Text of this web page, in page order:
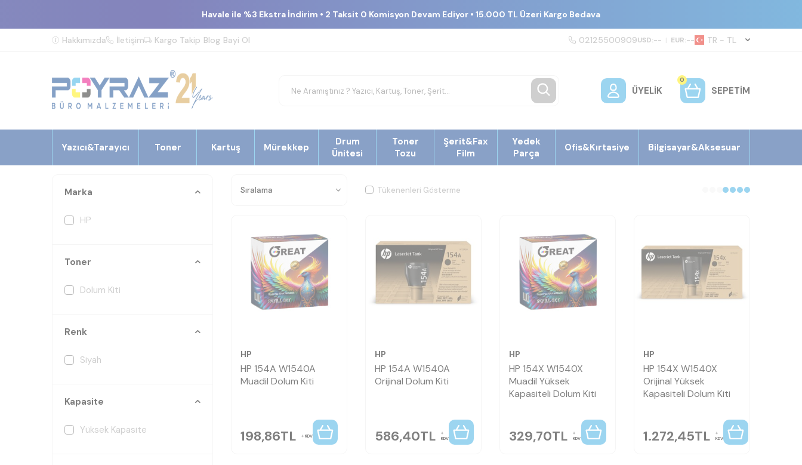
Havale ile %3 Ekstra İndirim • 2 Taksit 0 Komisyon Devam Ediyor • 15.000 TL Üzeri Kargo Bedava
Hakkımızda İletişim Kargo Takip Blog Bayi Ol 02125500909USD:-- | EUR:-- TR − TL
ÜYELIK
0
SEPETIM
Yazıcı&Tarayıcı Toner Kartuş Mürekkep
Drum
Ünitesi
Toner
Tozu
Şerit&Fax
Film
Yedek
Parça
Ofis&Kırtasiye Bilgisayar&Aksesuar
Marka
HP
Toner
Dolum Kiti
Renk
Siyah
Kapasite
Yüksek Kapasite
Tükenenleri Gösterme
HP
HP 154A W1540A
Muadil Dolum Kiti
198,86TL KDV
HP
HP 154A W1540A
Orijinal Dolum Kiti
586,40TL KDV
HP
HP 154X W1540X
Muadil Yüksek
Kapasiteli Dolum Kiti
329,70TL KDV
HP
HP 154X W1540X
Orijinal Yüksek
Kapasiteli Dolum Kiti
1.272,45TL KDV